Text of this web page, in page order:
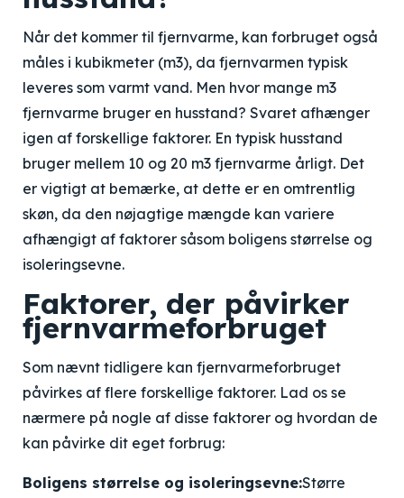
Når det kommer til fjernvarme, kan forbruget også
måles i kubikmeter (m3), da fjernvarmen typisk
leveres som varmt vand. Men hvor mange m3
fjernvarme bruger en husstand? Svaret afhænger
igen af forskellige faktorer. En typisk husstand
bruger mellem 10 og 20 m3 fjernvarme årligt. Det
er vigtigt at bemærke, at dette er en omtrentlig
skøn, da den nøjagtige mængde kan variere
afhængigt af faktorer såsom boligens størrelse og
isoleringsevne.
Faktorer, der påvirker
fjernvarmeforbruget
Som nævnt tidligere kan fjernvarmeforbruget
påvirkes af flere forskellige faktorer. Lad os se
nærmere på nogle af disse faktorer og hvordan de
kan påvirke dit eget forbrug:
Boligens størrelse og isoleringsevne:Større